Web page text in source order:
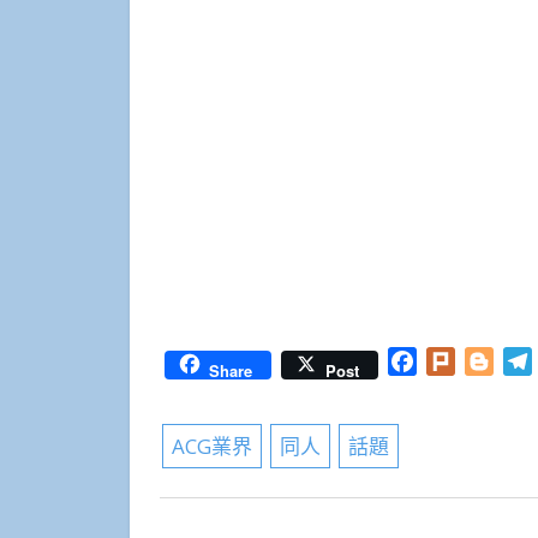
Share Post Facebook
Plurk
ACG業界 同人 話題